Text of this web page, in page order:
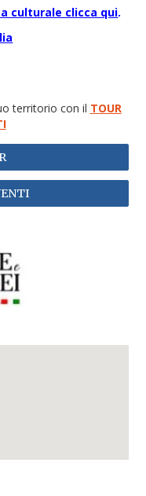
culturale clicca qui.
territorio con il TOUR